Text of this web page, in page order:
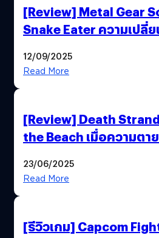
[Review] Metal Gear
Snake Eater ความเปลี่
12/09/2025
Read More
[Review] Death
the Beach เมื่อความต
ของมนุษย์
23/06/2025
Read More
[รีวิวเกม] Capcom